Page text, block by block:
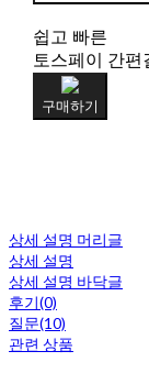
쉽고 빠른
토스페이 간편
구매하기
상세 설명 머리글
상세 설명
상세 설명 바닥글
후기(0)
질문(10)
관련 상품